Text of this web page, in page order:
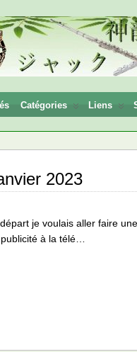
Catégories Liens
2023
je voulais aller faire
à la télé…